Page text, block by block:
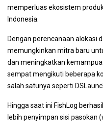
memperluas ekosistem
Indonesia.
Dengan perencanaan alokasi
memungkinkan mitra baru
dan meningkatkan
sempat mengikuti beberapa
salah satunya seperti
Hingga saat ini FishLog
lebih penyimpan sisi pasokan